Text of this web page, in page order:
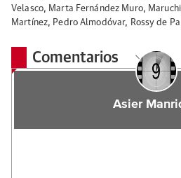
Velasco, Marta Fernández Muro,
Martínez, Pedro Almodóvar, Rossy de
Comentarios
Asier